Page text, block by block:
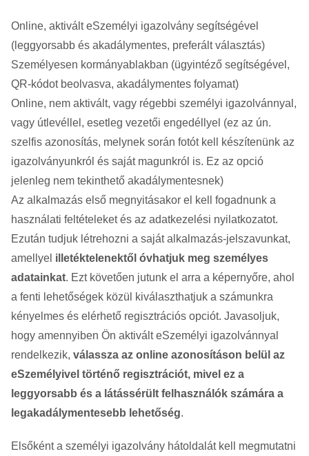
Online, aktivált eSzemélyi igazolvány segítségével
(leggyorsabb és akadálymentes, preferált választás)
Személyesen kormányablakban (ügyintéző segítségével,
QR-kódot beolvasva, akadálymentes folyamat)
Online, nem aktivált, vagy régebbi személyi igazolvánnyal,
vagy útlevéllel, esetleg vezetői engedéllyel (ez az ún.
szelfis azonosítás, melynek során fotót kell készítenünk az
igazolványunkról és saját magunkról is. Ez az opció
jelenleg nem tekinthető akadálymentesnek)
Az alkalmazás első megnyitásakor el kell fogadnunk a
használati feltételeket és az adatkezelési nyilatkozatot.
Ezután tudjuk létrehozni a saját alkalmazás-jelszavunkat,
amellyel illetéktelenektől óvhatjuk meg személyes
adatainkat. Ezt követően jutunk el arra a képernyőre, ahol
a fenti lehetőségek közül kiválaszthatjuk a számunkra
kényelmes és elérhető regisztrációs opciót. Javasoljuk,
hogy amennyiben Ön aktivált eSzemélyi igazolvánnyal
rendelkezik, válassza az online azonosításon belül az
eSzemélyivel történő regisztrációt, mivel ez a
leggyorsabb és a látássérült felhasználók számára a
legakadálymentesebb lehetőség.
Elsőként a személyi igazolvány hátoldalát kell megmutatni